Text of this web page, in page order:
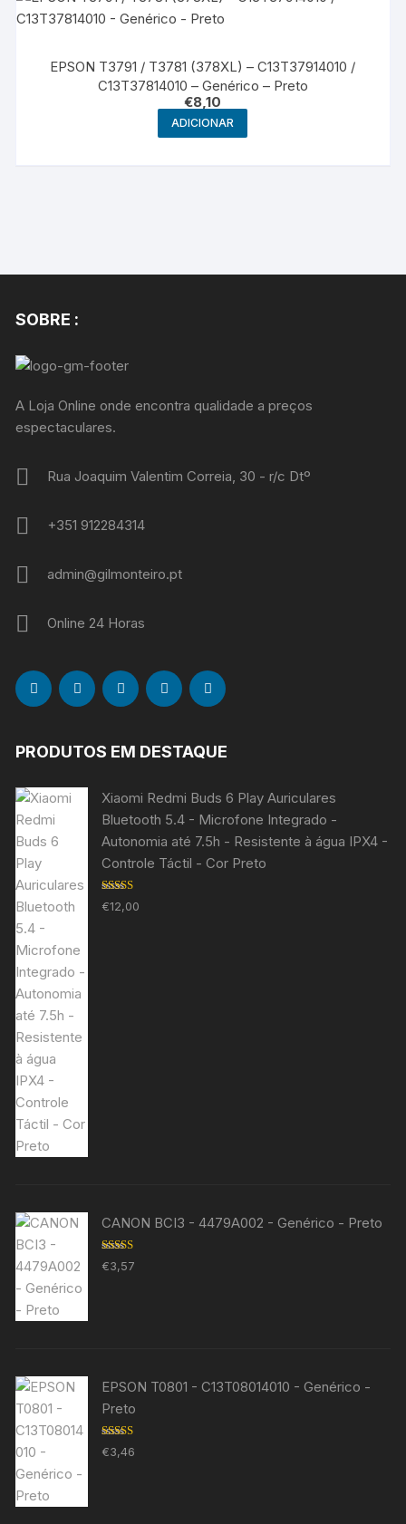
EPSON T3791 / T3781 (378XL) – C13T37914010 /
C13T37814010 – Genérico – Preto
€8,10
ADICIONAR
SOBRE :
A Loja Online onde encontra qualidade a preços
espectaculares.
Rua Joaquim Valentim Correia, 30 - r/c Dtº
+351 912284314
admin@gilmonteiro.pt
Online 24 Horas
PRODUTOS EM DESTAQUE
Xiaomi Redmi Buds 6 Play Auriculares
Bluetooth 5.4 - Microfone Integrado -
Autonomia até 7.5h - Resistente à água IPX4 -
Controle Táctil - Cor Preto
Avaliação
5.00de 5
€12,00
CANON BCI3 - 4479A002 - Genérico - Preto
Avaliação
5.00de 5
€3,57
EPSON T0801 - C13T08014010 - Genérico -
Preto
Avaliação
5.00 de 5
€3,46